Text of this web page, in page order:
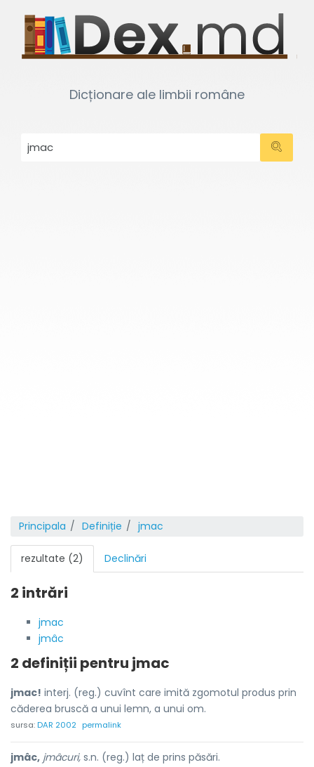
Dicționare ale limbii române
Principala Definiție jmac
rezultate (2) Declinări
2 intrări
jmac
jmâc
2 definiții pentru jmac
jmac! interj. (reg.) cuvînt care imită zgomotul produs prin
căderea bruscă a unui lemn, a unui om.
sursa:DAR 2002 permalink
jmâc, jmâcuri, s.n. (reg.) laț de prins păsări.